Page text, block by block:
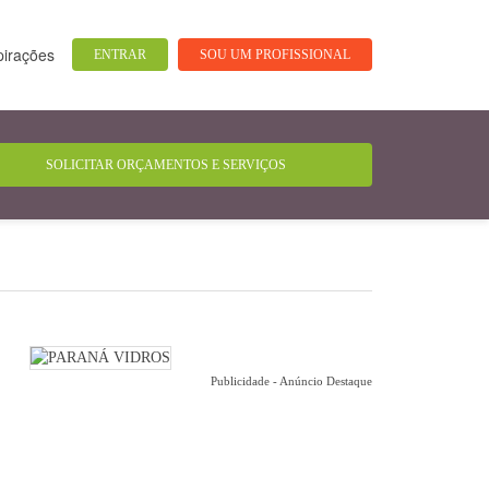
ENTRAR SOU UM PROFISSIONAL
Publicidade - Anúncio Destaque